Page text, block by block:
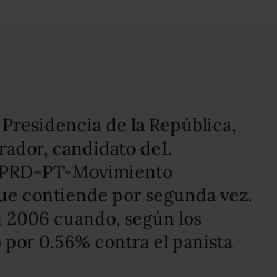
de la República,
candidato deL
PT-Movimiento
contiende por segunda vez.
cuando, según los
0.56% contra el panista